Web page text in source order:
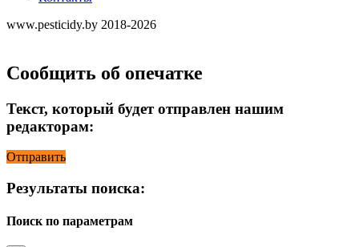
www.pesticidy.by 2018-2026
Сообщить об опечатке
Текст, который будет отправлен нашим
редакторам:
Отправить
Результаты поиска:
Поиск по параметрам